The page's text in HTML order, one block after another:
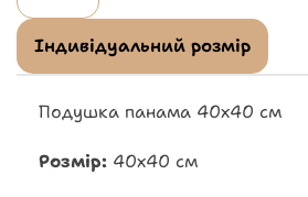
Індивідуальний розмір
Подушка панама 40х40 см
Розмір: 40х40 см